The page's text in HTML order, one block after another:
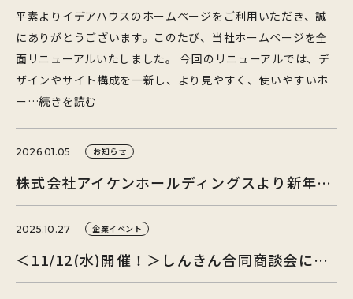
平素よりイデアハウスのホームページをご利用いただき、誠
にありがとうございます。このたび、当社ホームページを全
面リニューアルいたしました。 今回のリニューアルでは、デ
ザインやサイト構成を一新し、より見やすく、使いやすいホ
ー…続きを読む
2026.01.05 お知らせ
株式会社アイケンホールディングスより新年のご挨拶
2025.10.27 企業イベント
＜11/12(水)開催！＞しんきん合同商談会に出展いたします。